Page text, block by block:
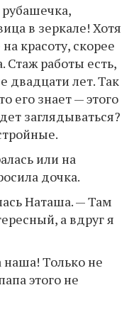
рубашечка,
в зеркале! Хотя
красоту, скорее
Стаж работы есть,
лет. Так
его знает — этого
заглядываться?
или на
дочка.
Наташа. — Там
а вдруг я
Только не
этого не